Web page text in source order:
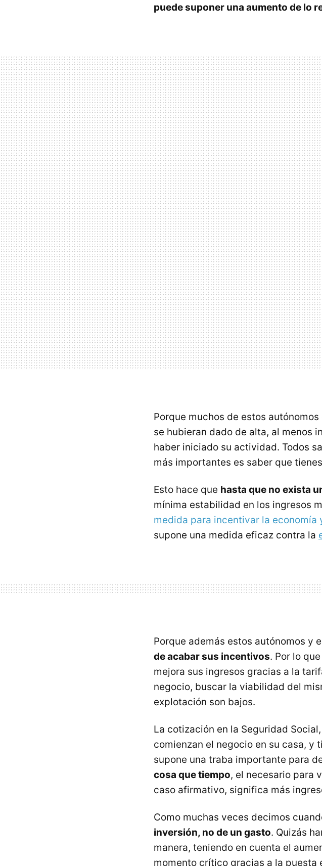
puede suponer una aumento de lo
Porque muchos de estos
se hubieran dado de alta, al menos
haber iniciado su actividad. Todos
más importantes es saber que
Esto hace que hasta que no exista
mínima estabilidad en los ingresos
medida para incentivar la economía
supone una medida eficaz contra la
Porque además estos autónomos y
de acabar sus incentivos. Por lo
mejora sus ingresos gracias a la
negocio, buscar la viabilidad del
explotación son bajos.
La cotización en la Seguridad
comienzan el negocio en su casa, y
supone una traba importante para
cosa que tiempo, el necesario para
caso afirmativo, significa más
Como muchas veces decimos
inversión, no de un gasto. Quizás
manera, teniendo en cuenta el
momento crítico gracias a la puesta